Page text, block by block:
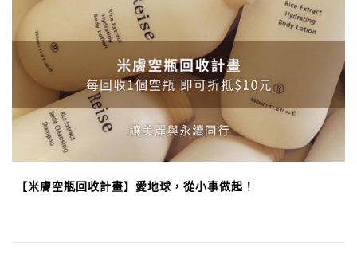
【米膚空瓶回收計畫】愛地球，從小事做起！